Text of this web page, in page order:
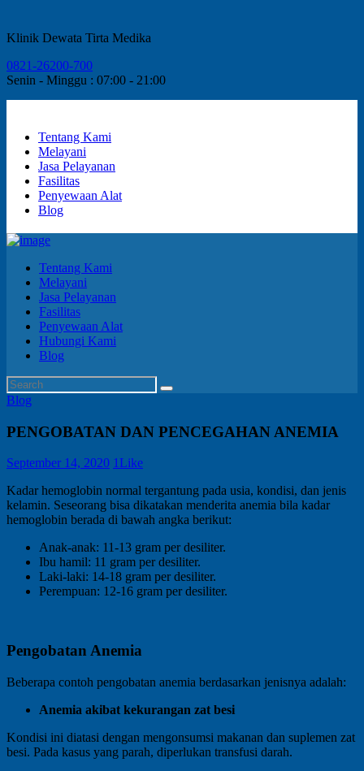
Klinik Dewata Tirta Medika
0821-26200-700
Senin - Minggu : 07:00 - 21:00
Tentang Kami
Melayani
Jasa Pelayanan
Fasilitas
Penyewaan Alat
Blog
Tentang Kami
Melayani
Jasa Pelayanan
Fasilitas
Penyewaan Alat
Hubungi Kami
Blog
Blog
PENGOBATAN DAN PENCEGAHAN ANEMIA
September 14, 2020 1 Like
Kadar hemoglobin normal tergantung pada usia, kondisi, dan jenis
kelamin. Seseorang bisa dikatakan menderita anemia bila kadar
hemoglobin berada di bawah angka berikut:
Anak-anak: 11-13 gram per desiliter.
Ibu hamil: 11 gram per desiliter.
Laki-laki: 14-18 gram per desiliter.
Perempuan: 12-16 gram per desiliter.
Pengobatan Anemia
Beberapa contoh pengobatan anemia berdasarkan jenisnya adalah:
Anemia akibat kekurangan zat besi
Kondisi ini diatasi dengan mengonsumsi makanan dan suplemen zat
besi. Pada kasus yang parah, diperlukan transfusi darah.